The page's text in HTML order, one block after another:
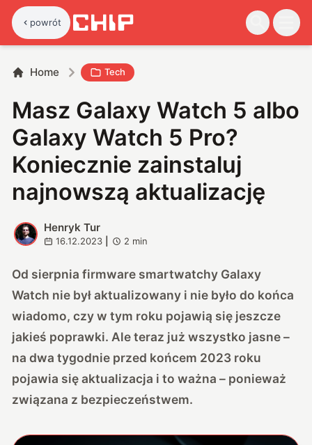
powrót
Home Tech
Masz Galaxy Watch 5 albo
Galaxy Watch 5 Pro?
Koniecznie zainstaluj
najnowszą aktualizację
H
Henryk Tur
16.12.2023 2 min
Od sierpnia firmware smartwatchy Galaxy
Watch nie był aktualizowany i nie było do końca
wiadomo, czy w tym roku pojawią się jeszcze
jakieś poprawki. Ale teraz już wszystko jasne –
na dwa tygodnie przed końcem 2023 roku
pojawia się aktualizacja i to ważna – ponieważ
związana z bezpieczeństwem.